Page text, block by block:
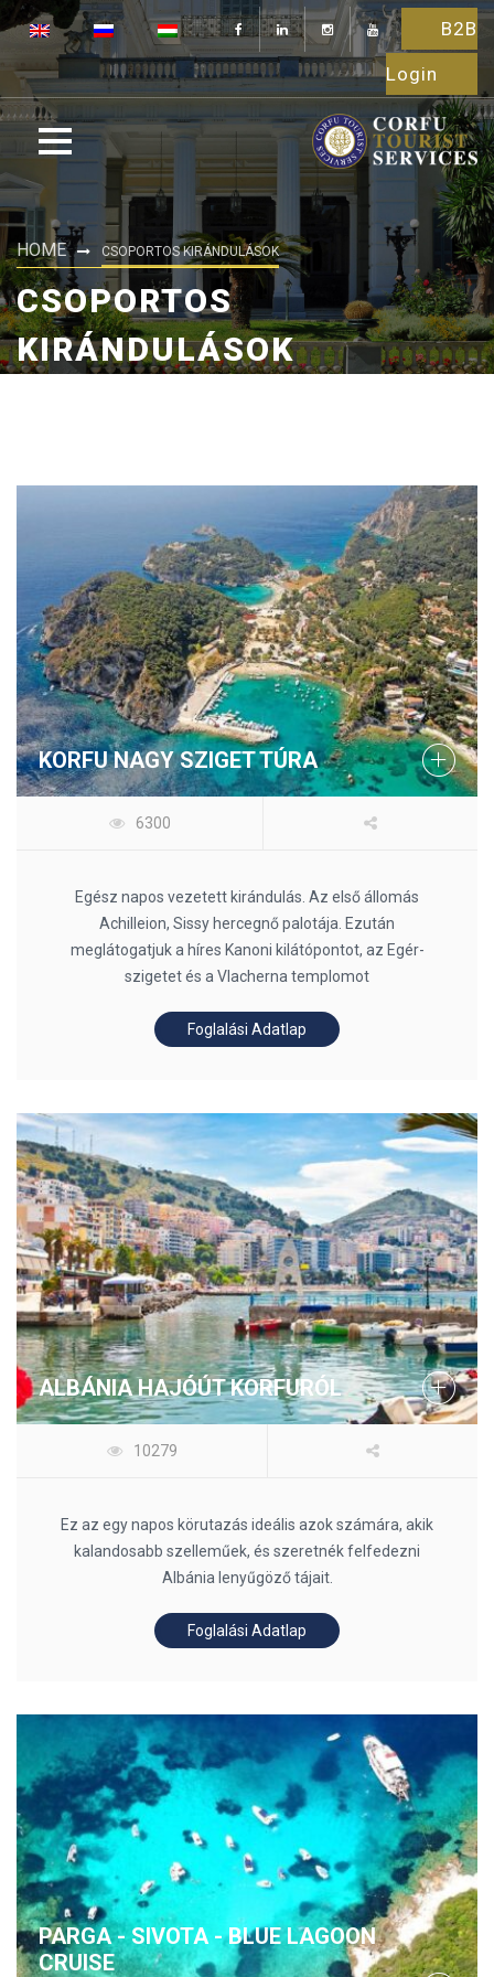
B2B
Login
HOME CSOPORTOS KIRÁNDULÁSOK
CSOPORTOS
KIRÁNDULÁSOK
KORFU NAGY SZIGET TÚRA
6300
Egész napos vezetett kirándulás. Az első állomás
Achilleion, Sissy hercegnő palotája. Ezután
meglátogatjuk a híres Kanoni kilátópontot, az Egér-
szigetet és a Vlacherna templomot
Foglalási Adatlap
ALBÁNIA HAJÓÚT KORFURÓL
10279
Ez az egy napos körutazás ideális azok számára, akik
kalandosabb szelleműek, és szeretnék felfedezni
Albánia lenyűgöző tájait.
Foglalási Adatlap
PARGA - SIVOTA - BLUE LAGOON
CRUISE